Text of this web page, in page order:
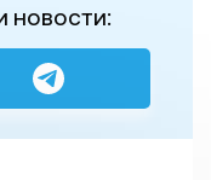
новости: